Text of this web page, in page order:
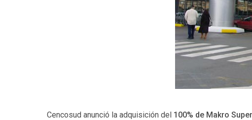
Cencosud anunció la adquisición del 100% de Makro